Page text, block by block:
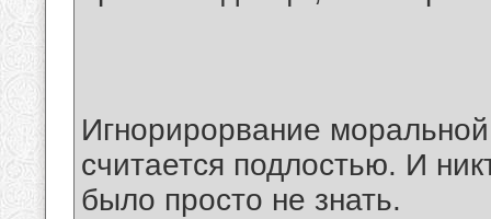
Игнорирорвание
считается подлостью. И
было просто не знать.